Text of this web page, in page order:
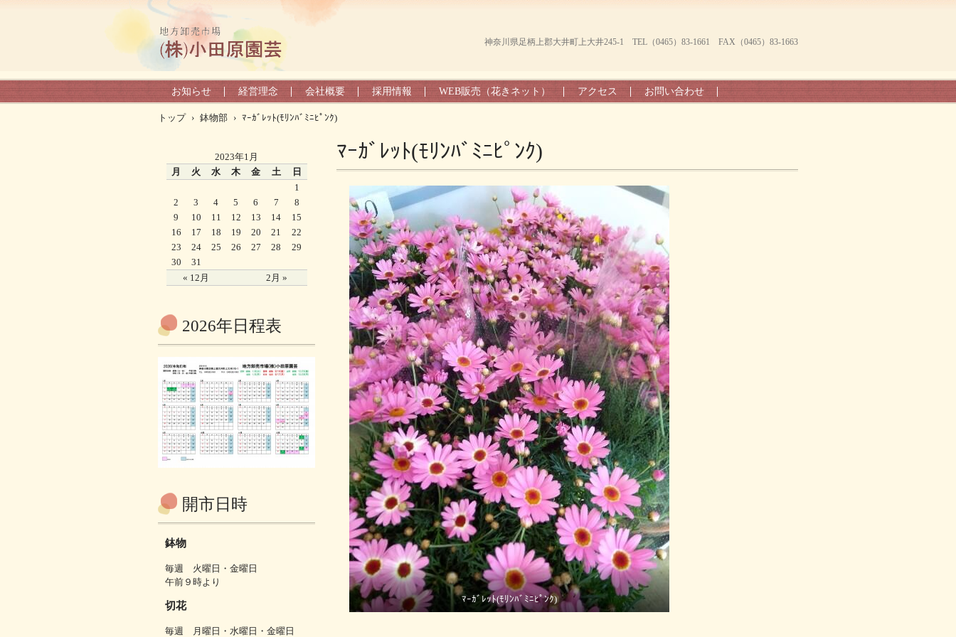
神奈川県足柄上郡大井町上大井245-1 TEL（0465）83-1661 FAX（0465）83-1663
お知らせ 経営理念 会社概要 採用情報 WEB販売（花きネット） アクセス お問い合わせ
トップ › 鉢物部 › ﾏｰｶﾞﾚｯﾄ(ﾓﾘﾝﾊﾞﾐﾆﾋﾟﾝｸ)
ﾏｰｶﾞﾚｯﾄ(ﾓﾘﾝﾊﾞﾐﾆﾋﾟﾝｸ)
ﾏｰｶﾞﾚｯﾄ(ﾓﾘﾝﾊﾞﾐﾆﾋﾟﾝｸ)
2023年1月
月
火 水 木 金 土 日
« 12月 2月 »
1
2
3 4 5 6 7
8
9
10 11 12 13 14
15
16
17 18 19 20 21
22
23
24 25 26 27 28
29
30
31
2026年日程表
開市日時
鉢物
毎週 火曜日・金曜日
午前９時より
切花
毎週 月曜日・水曜日・金曜日